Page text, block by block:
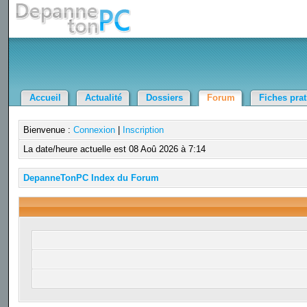
Accueil Actualité Dossiers Forum Fiches
Bienvenue : Connexion|
Inscription
La date/heure actuelle est 08 Aoû 2026 à 7:14
DepanneTonPC Index du Forum